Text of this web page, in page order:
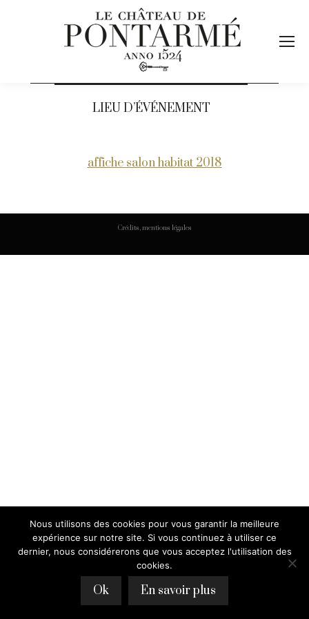
LIEU D’ÉVÉNEMENT
affiche salon habitat 2018
Crédits, mentions légales
Nous utilisons des cookies pour vous garantir la meilleure
expérience sur notre site. Si vous continuez à utiliser ce
dernier, nous considérerons que vous acceptez l'utilisation des
cookies.
Ok En savoir plus